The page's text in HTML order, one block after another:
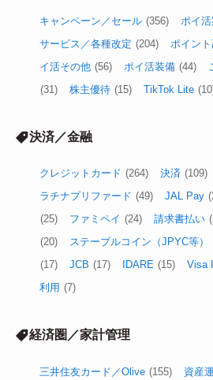
キャンペーン／セール (356) ポイ
サービス／各種改定 (204) ポイン
イ活その他 (56) ポイ活装備 (44)
(31)
株主優待 (15) TikTok Lite
決済／金融
クレジットカード (264) 決済 (109)
ラチナプリファード (49) JAL Pay
(25)
ファミペイ (24) 請求書払い
(20)
ステーブルコイン（JPYC等）
(17)
JCB (17) IDARE (15) Visa
利用 (7)
経済圏／家計管理
三井住友カード／Olive (155) 資産